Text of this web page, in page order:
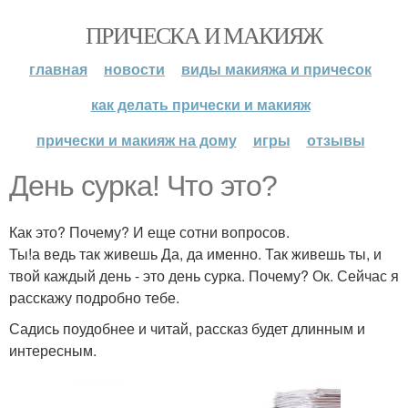
ПРИЧЕСКА И МАКИЯЖ
главная новости
виды макияжа и причесок
как делать прически и макияж
прически и макияж на дому
игры отзывы
День сурка! Что это?
Как это? Почему? И еще сотни вопросов.
Ты!а ведь так живешь Да, да именно. Так живешь ты, и
твой каждый день - это день сурка. Почему? Ок. Сейчас я
расскажу подробно тебе.
Садись поудобнее и читай, рассказ будет длинным и
интересным.